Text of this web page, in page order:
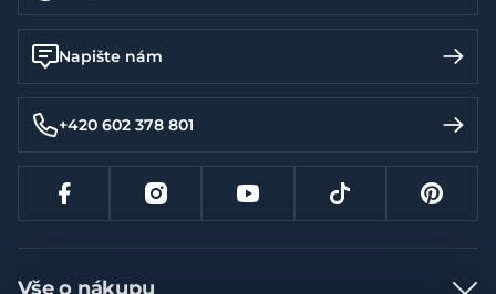
Napište nám
+420 602 378 801
Vše o nákupu